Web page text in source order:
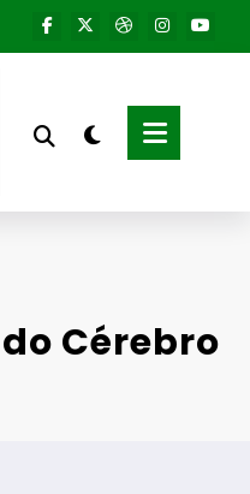
Cérebro